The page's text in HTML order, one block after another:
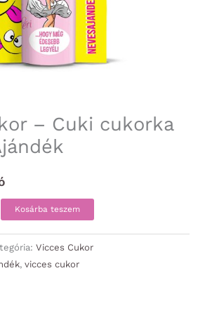
– Cuki cukorka
Kosárba teszem
Vicces Cukor
,vicces cukor